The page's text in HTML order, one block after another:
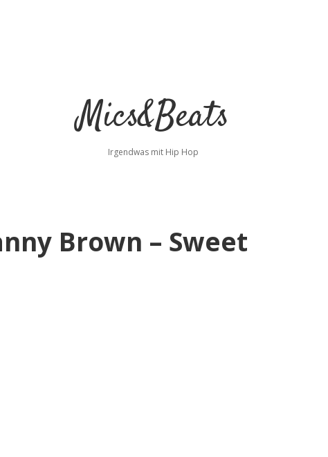
Mics&Beats
Irgendwas mit Hip Hop
Brown – Sweet